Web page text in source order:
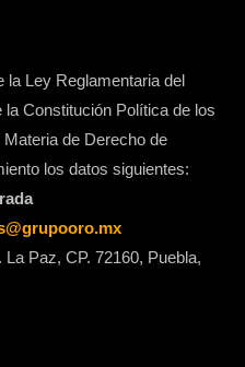
la Ley Reglamentaria del
Constitución Política de los
de Derecho de
los datos siguientes:
Paz, CP. 72160, Puebla,